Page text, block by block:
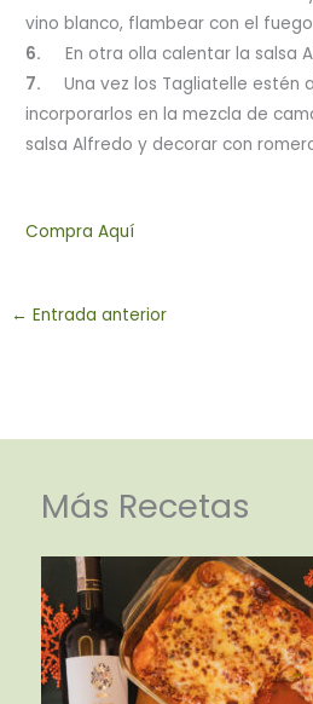
vino blanco, flambear con el
6. En otra olla calentar la salsa
7.
Una vez los Tagliatelle estén
incorporarlos en la mezcla de
salsa Alfredo y decorar con
Compra Aquí
← Entrada anterior
Más Recetas